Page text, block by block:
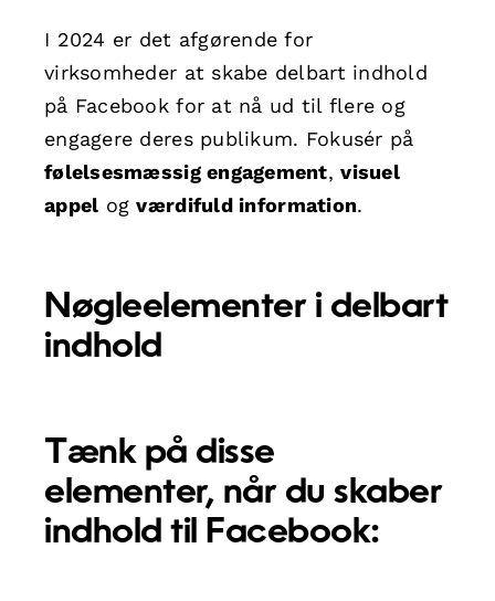
I 2024 er det afgørende for
virksomheder at skabe delbart indhold
på Facebook for at nå ud til flere og
engagere deres publikum. Fokusér på
følelsesmæssig engagement,visuel
appel ogværdifuld information.
Nøgleelementer i delbart
indhold
Tænk på disse
elementer, når du skaber
indhold til Facebook: